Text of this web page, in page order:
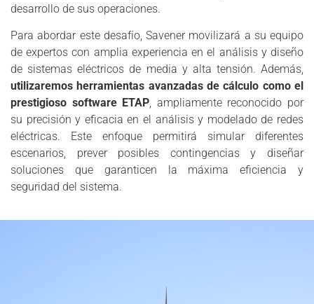
desarrollo de sus operaciones.
Para abordar este desafío, Savener movilizará a su equipo
de expertos con amplia experiencia en el análisis y diseño
de sistemas eléctricos de media y alta tensión. Además,
utilizaremos herramientas avanzadas de cálculo como el
prestigioso software ETAP, ampliamente reconocido por
su precisión y eficacia en el análisis y modelado de redes
eléctricas. Este enfoque permitirá simular diferentes
escenarios, prever posibles contingencias y diseñar
soluciones que garanticen la máxima eficiencia y
seguridad del sistema.